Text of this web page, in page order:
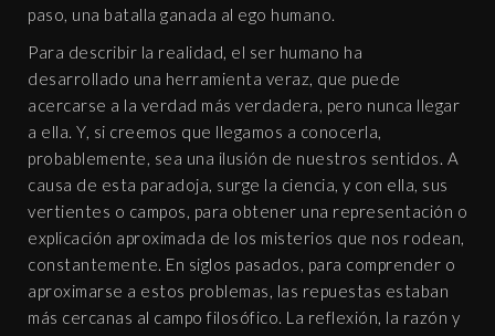
paso, una batalla ganada al ego humano.
Para describir la realidad, el ser humano ha
desarrollado una herramienta veraz, que puede
acercarse a la verdad más verdadera, pero nunca llegar
a ella. Y, si creemos que llegamos a conocerla,
probablemente, sea una ilusión de nuestros sentidos. A
causa de esta paradoja, surge la ciencia, y con ella, sus
vertientes o campos, para obtener una representación o
explicación aproximada de los misterios que nos rodean,
constantemente. En siglos pasados, para comprender o
aproximarse a estos problemas, las repuestas estaban
más cercanas al campo filosófico. La reflexión, la razón y